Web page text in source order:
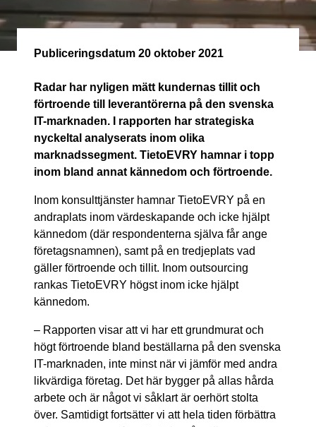
Publiceringsdatum 20 oktober 2021
Radar har nyligen mätt kundernas tillit och
förtroende till leverantörerna på den svenska
IT-marknaden. I rapporten har strategiska
nyckeltal analyserats inom olika
marknadssegment. TietoEVRY hamnar i topp
inom bland annat kännedom och förtroende.
Inom konsulttjänster hamnar TietoEVRY på en
andraplats inom värdeskapande och icke hjälpt
kännedom (där respondenterna själva får ange
företagsnamnen), samt på en tredjeplats vad
gäller förtroende och tillit. Inom outsourcing
rankas TietoEVRY högst inom icke hjälpt
kännedom.
– Rapporten visar att vi har ett grundmurat och
högt förtroende bland beställarna på den svenska
IT-marknaden, inte minst när vi jämför med andra
likvärdiga företag. Det här bygger på allas hårda
arbete och är något vi såklart är oerhört stolta
över. Samtidigt fortsätter vi att hela tiden förbättra